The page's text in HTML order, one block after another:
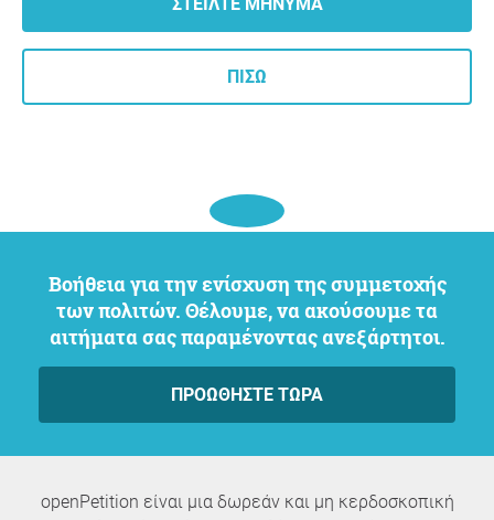
ΠΊΣΩ
Βοήθεια για την ενίσχυση της συμμετοχής
των πολιτών. Θέλουμε, να ακούσουμε τα
αιτήματα σας παραμένοντας ανεξάρτητοι.
ΠΡΟΩΘΉΣΤΕ ΤΏΡΑ
openPetition είναι μια δωρεάν και μη κερδοσκοπική